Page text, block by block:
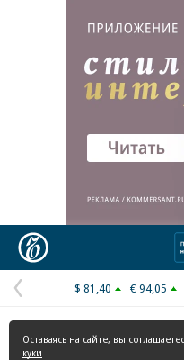
Реклама в
Предыдущая
страница
$ 81,40 € 94,05
Оставаясь на сайте, вы
куки